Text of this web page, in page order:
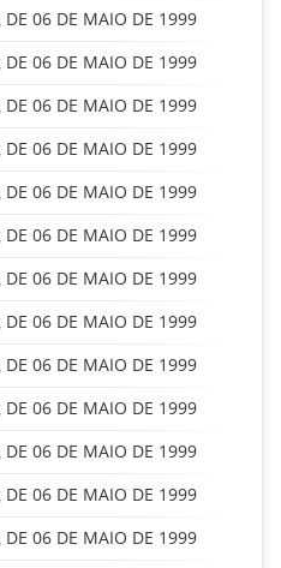
DE 06 DE MAIO DE 1999
DE 06 DE MAIO DE 1999
DE 06 DE MAIO DE 1999
DE 06 DE MAIO DE 1999
DE 06 DE MAIO DE 1999
DE 06 DE MAIO DE 1999
DE 06 DE MAIO DE 1999
DE 06 DE MAIO DE 1999
DE 06 DE MAIO DE 1999
DE 06 DE MAIO DE 1999
DE 06 DE MAIO DE 1999
DE 06 DE MAIO DE 1999
DE 06 DE MAIO DE 1999